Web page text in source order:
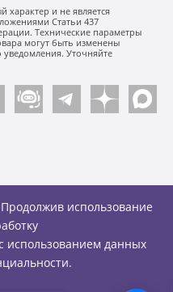
характер и не является
Статьи 437
Технические параметры
могут быть изменены
уведомления. Уточняйте
использование
использованием данных
.